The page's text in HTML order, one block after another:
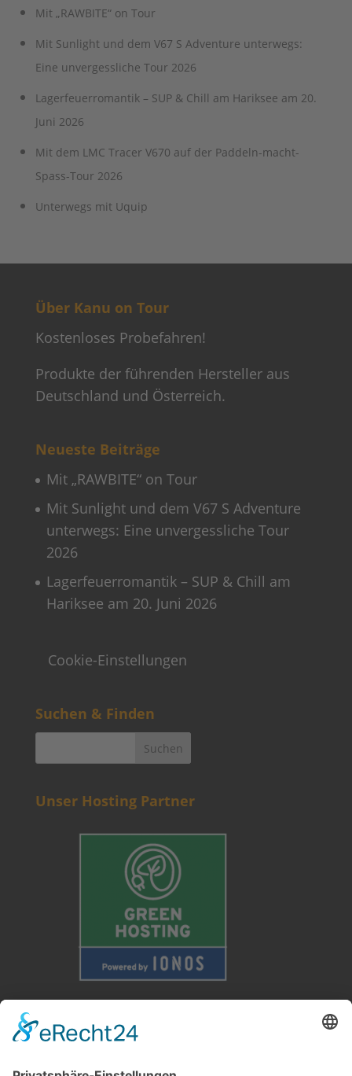
Mit „RAWBITE“ on Tour
Mit Sunlight und dem V67 S Adventure unterwegs:
Eine unvergessliche Tour 2026
Lagerfeuerromantik – SUP & Chill am Hariksee am 20.
Juni 2026
Mit dem LMC Tracer V670 auf der Paddeln-macht-
Spass-Tour 2026
Unterwegs mit Uquip
Über Kanu on Tour
Kostenloses Probefahren!
Produkte der führenden Hersteller aus
Deutschland und Österreich.
Neueste Beiträge
Mit „RAWBITE“ on Tour
Mit Sunlight und dem V67 S Adventure
unterwegs: Eine unvergessliche Tour
2026
Lagerfeuerromantik – SUP & Chill am
Hariksee am 20. Juni 2026
Cookie-Einstellungen
Suchen & Finden
Unser Hosting Partner
Weitere Informationen